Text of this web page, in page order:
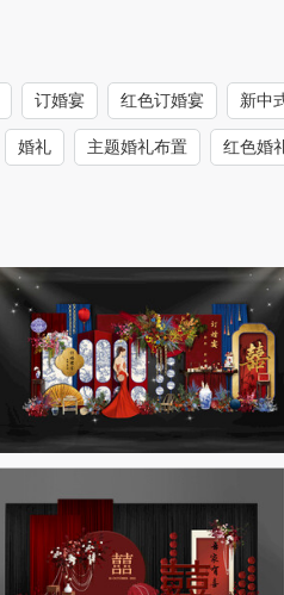
订婚宴 红色订婚宴 新中
婚礼 主题婚礼布置 红色婚